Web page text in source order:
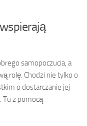
samopoczucia, a
rolę. Chodzi nie tylko o
o dostarczanie jej
. Tu z pomocą